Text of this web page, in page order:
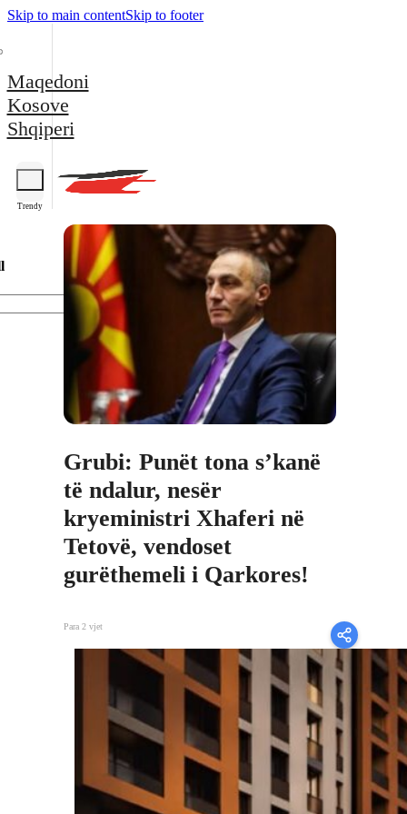
Skip to main contentSkip to footer
Maqedoni
Kosove
Shqiperi
Trendy
Grubi: Punët tona s’kanë
të ndalur, nesër
kryeministri Xhaferi në
Tetovë, vendoset
gurëthemeli i Qarkores!
Para 2 vjet